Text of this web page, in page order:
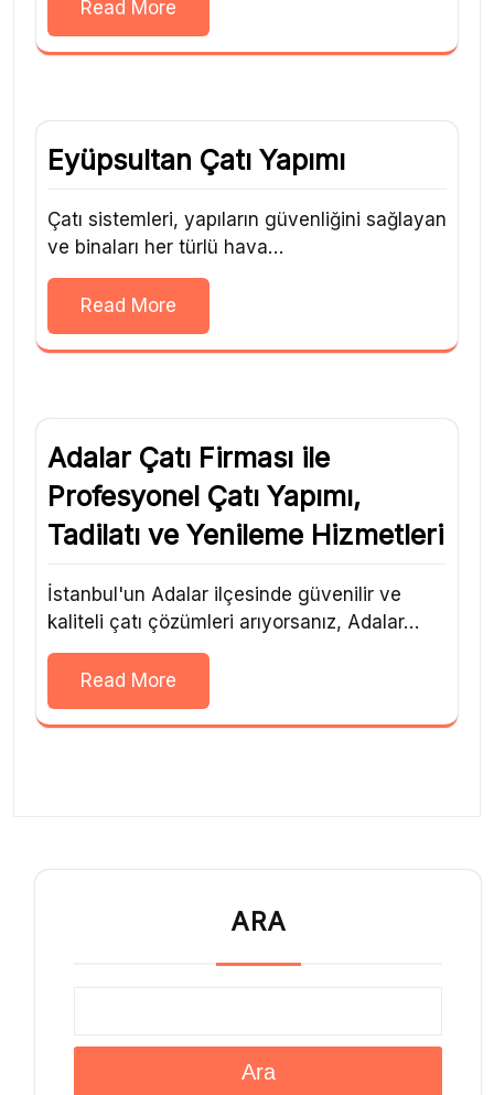
Read More
Eyüpsultan Çatı Yapımı
Çatı sistemleri, yapıların güvenliğini sağlayan
ve binaları her türlü hava…
Read More
Adalar Çatı Firması ile
Profesyonel Çatı Yapımı,
Tadilatı ve Yenileme Hizmetleri
İstanbul'un Adalar ilçesinde güvenilir ve
kaliteli çatı çözümleri arıyorsanız, Adalar…
Read More
ARA
Ara